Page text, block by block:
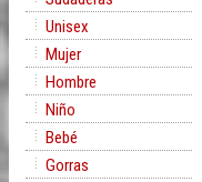
Unisex
Mujer
Hombre
Niño
Bebé
Gorras